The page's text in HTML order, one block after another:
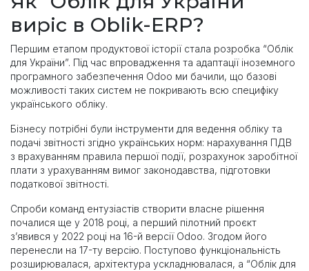
виріс в Oblik-ERP?
Першим етапом продуктової історії стала розробка “Облік
для України”. Під час впровадження та адаптації іноземного
програмного забезпечення Odoo ми бачили, що базові
можливості таких систем не покривають всю специфіку
українського обліку.
Бізнесу потрібні були інструменти для ведення обліку та
подачі звітності згідно українських норм: нарахування ПДВ
з врахуванням правила першої події, розрахунок заробітної
плати з урахуванням вимог законодавства, підготовки
податкової звітності.
Спроби команд ентузіастів створити власне рішення
почалися ще у 2018 році, а перший пілотний проєкт
з’явився у 2022 році на 16-й версії Odoo. Згодом його
перенесли на 17-ту версію. Поступово функціональність
розширювалася, архітектура ускладнювалася, а “Облік для